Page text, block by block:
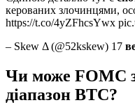
керованих злочинцями,
https://t.co/4yZFhcsYwx
– Skew Δ (@52kskew) 17
Чи може FOMC
діапазон BTC?